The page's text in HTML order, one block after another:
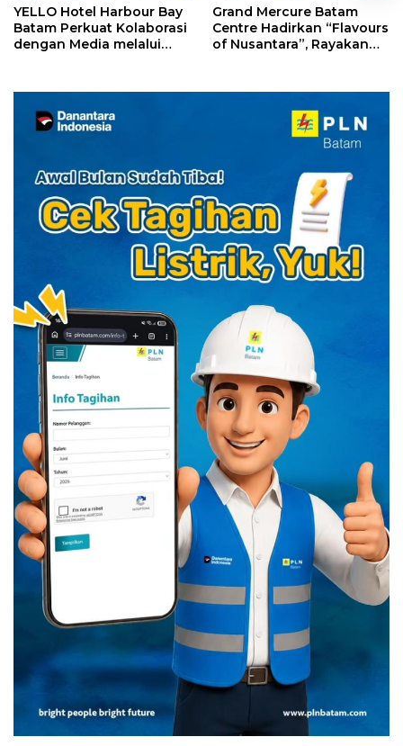
YELLO Hotel Harbour Bay
Batam Perkuat Kolaborasi
dengan Media melalui
Grand Mercure Batam
Centre Hadirkan “Flavours
of Nusantara”, Rayakan